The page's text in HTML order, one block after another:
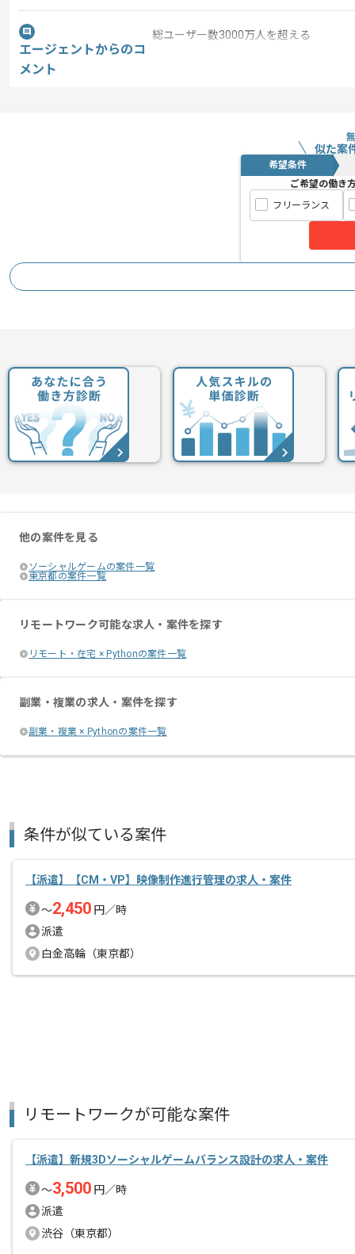
エージェントからのコ
メント
総ユーザー数3000万人を超える
ゲーム開発会社出身者が多く、
より面白いコンテンツを作ることにこ
ゲーム好きな方、積極的にコミュニケ
似た案
希望条件
ご希望の働き
フリーランス
他の案件を見る
ソーシャルゲームの案件一覧
東京都の案件一覧
リモートワーク可能な求人・案件を探す
リモート・在宅 × Pythonの案件一覧
副業・複業の求人・案件を探す
副業・複業 × Pythonの案件一覧
条件が似ている案件
【派遣】【CM・VP】映像制作進行管理の求人・案件
〜2,450 円／時
派遣
白金高輪（東京都）
リモートワークが可能な案件
【派遣】新規3Dソーシャルゲームバランス設計の求人・案件
〜3,500 円／時
派遣
渋谷（東京都）